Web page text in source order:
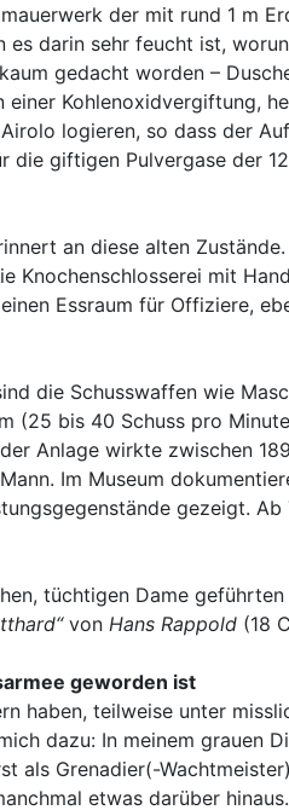
der mit rund 1 m
es darin sehr feucht ist,
gedacht worden –
einer Kohlenoxidvergiftung,
logieren, so dass der
die giftigen Pulvergase der
an diese alten
Knochenschlosserei mit
Essraum für Offiziere,
die Schusswaffen wie
(25 bis 40 Schuss pro
Anlage wirkte zwischen
Im Museum
gezeigt.
tüchtigen Dame
von Hans Rappold (18
geworden ist
haben, teilweise unter
dazu: In meinem grauen
als Grenadier(-
etwas darüber